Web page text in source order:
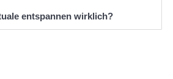
entspannen wirklich?